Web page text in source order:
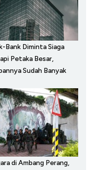
Bank Diminta Siaga
Petaka Besar,
Sudah Banyak
di Ambang Perang,